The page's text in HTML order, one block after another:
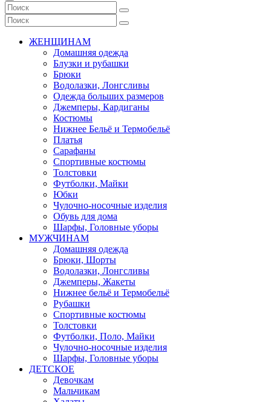
ЖЕНЩИНАМ
Домашняя одежда
Блузки и рубашки
Брюки
Водолазки, Лонгсливы
Одежда больших размеров
Джемперы, Кардиганы
Костюмы
Нижнее Бельё и Термобельё
Платья
Сарафаны
Спортивные костюмы
Толстовки
Футболки, Майки
Юбки
Чулочно-носочные изделия
Обувь для дома
Шарфы, Головные уборы
МУЖЧИНАМ
Домашняя одежда
Брюки, Шорты
Водолазки, Лонгсливы
Джемперы, Жакеты
Нижнее бельё и Термобельё
Рубашки
Спортивные костюмы
Толстовки
Футболки, Поло, Майки
Чулочно-носочные изделия
Шарфы, Головные уборы
ДЕТСКОЕ
Девочкам
Мальчикам